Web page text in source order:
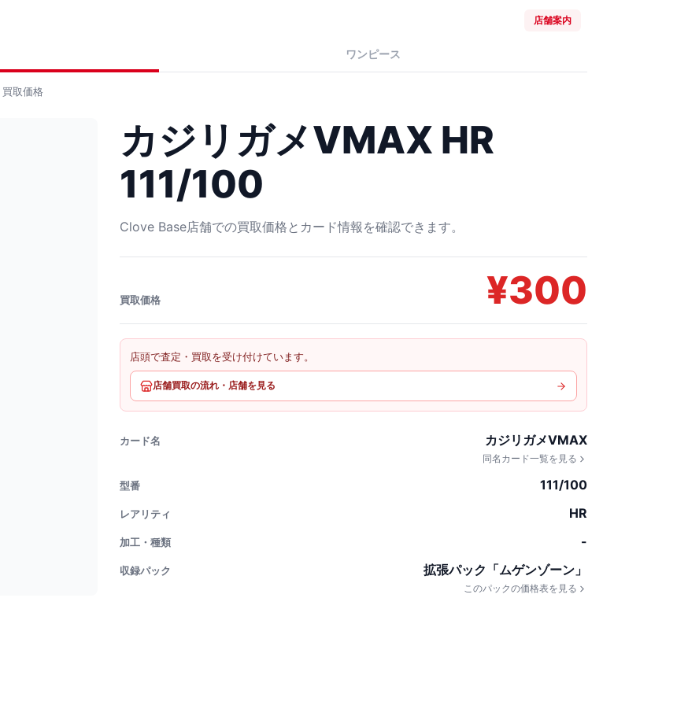
店舗案内
ワンピース
買取価格
カジリガメVMAX HR
111/100
Clove Base店舗での買取価格とカード情報を確認できます。
買取価格 ¥300
店頭で査定・買取を受け付けています。
店舗買取の流れ・店舗を見る
カード名 カジリガメVMAX
同名カード一覧を見る
型番 111/100
レアリティ HR
加工・種類 -
収録パック 拡張パック「ムゲンゾーン」
このパックの価格表を見る